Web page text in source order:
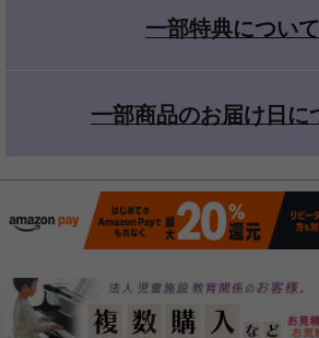
Roland ロー
CASIO カ
KORG コ
Roland ロー
Pearl パ
ドラムアク
アコースティッ
弦楽器
電子管楽
マイク
+スマホ
カンタ
その他取扱
一部特典について
一部商品のお届け日に